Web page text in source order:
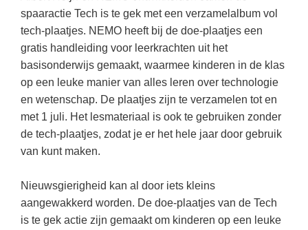
Digitaal onderwijs
Cito toets
Eindexamens
iPad scholen
NIEUWSARCHIEF
Augustus 2026
Juni 2026
Mei 2026
Lespakket ‘Circulaire Economie - van
verpakking tot nieuwe grondstof’
Gastles Zeebenen in de klas
Cursus Leer het heelal begrijpen
Van verdunningscalculator tot
practicumvoorbereiding: gratis online
hulpmiddelen voor science-docenten en
TOA's
Engels(18)
Techniek(17)
Open vacature(16)
Duits(15)
Lichamelijke opvoeding
VACATURES PER PLAATS
Amsterdam(56)
Kerst kleurplaten
PUZZELS
Woordpuzzels
Kruiswoordpuzzels
LEUK IN DE KLAS
Raadsels
Rebussen
Biologie
Burgerschap
Duits
Economie
Engels
Frans
Fries (Frysk)
Boek: Kleine werelden van het zonnestelsel
Leren met klassieke muziek
Lasermachine voor het onderwijs
Lasergraaf
Onderwijs opleidingen
Gratis lesmateriaal Dove self-esteem
Ontdek Memo voor de onderbouw zelf!
Rekentuin: altijd en overal rekenen oefenen
op je eigen niveau
spaaractie Tech is te gek met een verzamelalbum vol
tech-plaatjes. NEMO heeft bij de doe-plaatjes een
gratis handleiding voor leerkrachten uit het
basisonderwijs gemaakt, waarmee kinderen in de klas
op een leuke manier van alles leren over technologie
en wetenschap. De plaatjes zijn te verzamelen tot en
met 1 juli. Het lesmateriaal is ook te gebruiken zonder
de tech-plaatjes, zodat je er het hele jaar door gebruik
van kunt maken.
Nieuwsgierigheid kan al door iets kleins
aangewakkerd worden. De doe-plaatjes van de Tech
is te gek actie zijn gemaakt om kinderen op een leuke